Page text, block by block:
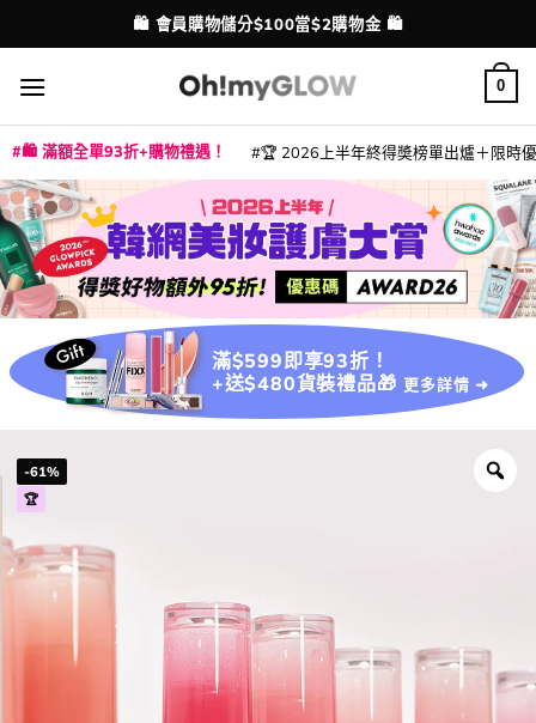
to
content
配送港澳
💳 支援消費券、FPS、八達通、PAYME、信用卡付款
0
🛍️ 滿額全單93折+購物禮遇！ 🏆 2026上半年終得奬榜單出爐＋限時
滿$599即享93折！
+送$480貨裝禮品🎁 更多詳情 ➜
-61%
🏆